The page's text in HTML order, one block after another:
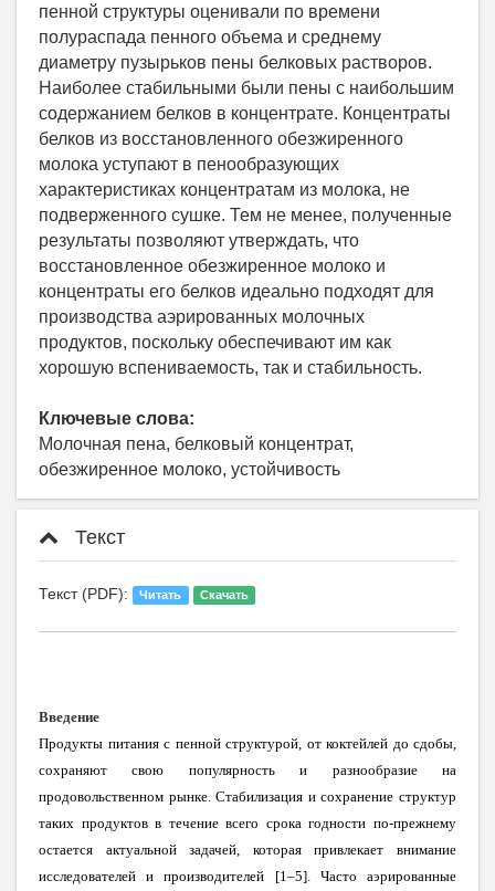
пенной структуры оценивали по времени
полураспада пенного объема и среднему
диаметру пузырьков пены белковых растворов.
Наиболее стабильными были пены с наибольшим
содержанием белков в концентрате. Концентраты
белков из восстановленного обезжиренного
молока уступают в пенообразующих
характеристиках концентратам из молока, не
подверженного сушке. Тем не менее, полученные
результаты позволяют утверждать, что
восстановленное обезжиренное молоко и
концентраты его белков идеально подходят для
производства аэрированных молочных
продуктов, поскольку обеспечивают им как
хорошую вспениваемость, так и стабильность.
Ключевые слова:
Молочная пена, белковый концентрат,
обезжиренное молоко, устойчивость
Текст
Текст (PDF): Читать Скачать
Введение
Продукты питания с пенной структурой, от коктейлей до сдобы,
сохраняют свою популярность и разнообразие на
продовольственном рынке. Стабилизация и сохранение структур
таких продуктов в течение всего срока годности по-прежнему
остается актуальной задачей, которая привлекает внимание
исследователей и производителей [1–5]. Часто аэрированные